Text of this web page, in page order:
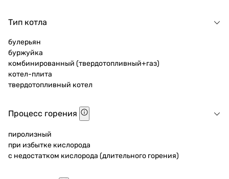
Тип котла
булерьян
буржуйка
комбинированный (твердотопливный+газ)
котел-плита
твердотопливный котел
Процесс горения
пиролизный
при избытке кислорода
с недостатком кислорода (длительного горения)